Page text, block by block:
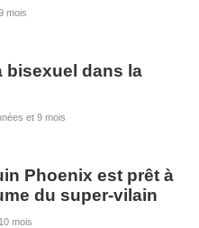
mois
bisexuel dans la
et 9 mois
Phoenix est prêt à
du super-vilain
mois